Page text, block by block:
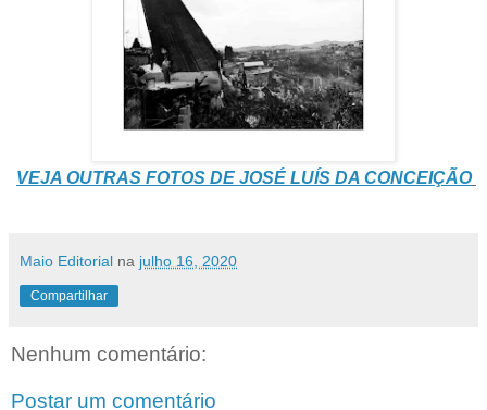
VEJA OUTRAS FOTOS DE JOSÉ LUÍS DA CONCEIÇÃO
Maio Editorial na julho 16, 2020
Compartilhar
Nenhum comentário:
Postar um comentário